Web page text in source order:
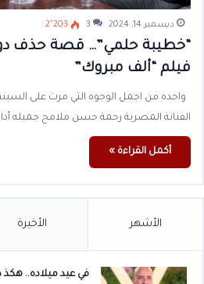
ديسمبر 14, 2024 3 2٬203
“خطيبة حلمي”… قصة حذف
فيلم “ألف مبروك”
واحده من اجمل الوجوه التي مرت على
الفنانة المصرية رحمة حسن ملامح جميله
أكمل القراءة »
الأشهر الأخيرة
في عيد ميلاده..